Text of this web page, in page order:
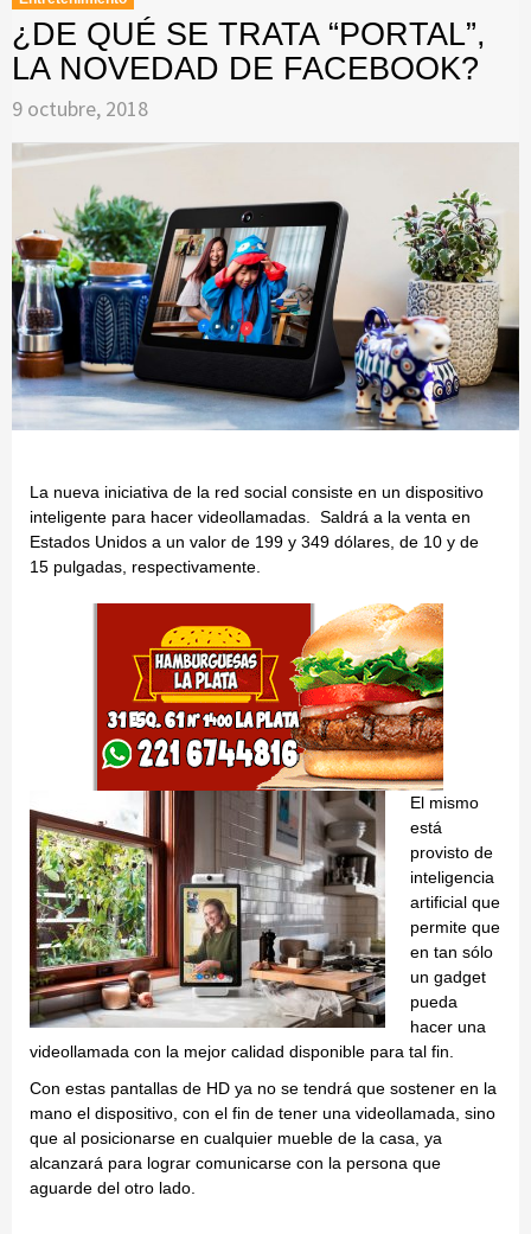
¿DE QUÉ SE TRATA “PORTAL”,
LA NOVEDAD DE FACEBOOK?
9 octubre, 2018
La nueva iniciativa de la red social consiste en un dispositivo
inteligente para hacer videollamadas. Saldrá a la venta en
Estados Unidos a un valor de 199 y 349 dólares, de 10 y de
15 pulgadas, respectivamente.
El mismo
está
provisto de
inteligencia
artificial que
permite que
en tan sólo
un gadget
pueda
hacer una
videollamada con la mejor calidad disponible para tal fin.
Con estas pantallas de HD ya no se tendrá que sostener en la
mano el dispositivo, con el fin de tener una videollamada, sino
que al posicionarse en cualquier mueble de la casa, ya
alcanzará para lograr comunicarse con la persona que
aguarde del otro lado.